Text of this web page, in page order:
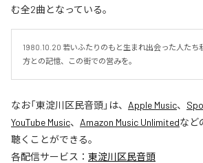
む全2曲となっている。
1980.10.20 若いふたりのもと生まれ出会った人たち
方との記憶、この街での営みを。
なお「東淀川区民音頭」は、 Apple Music、
YouTube Music、 Amazon Music Unlimitedなど
聴くことができる。
各配信サービス： 東淀川区民音頭